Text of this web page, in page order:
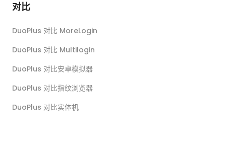
对比
DuoPlus 对比 MoreLogin
DuoPlus 对比 Multilogin
DuoPlus 对比安卓模拟器
DuoPlus 对比指纹浏览器
DuoPlus 对比实体机